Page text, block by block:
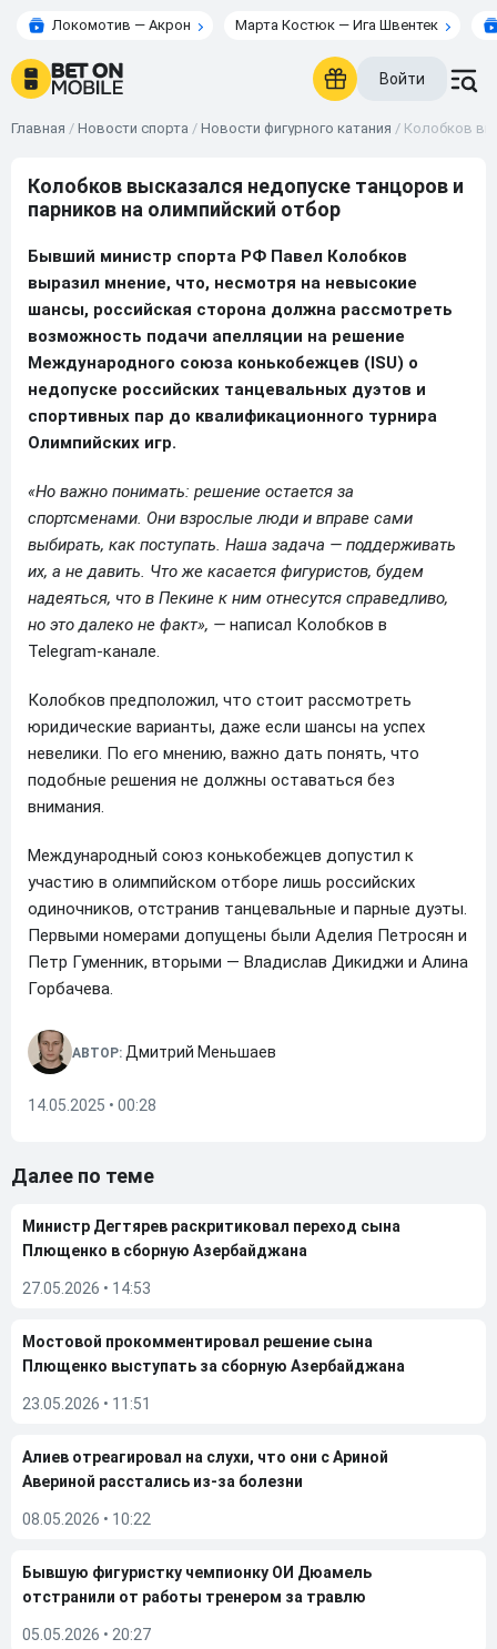
Локомотив — Акрон Марта Костюк — Ига Швентек
Войти
Главная / Новости спорта / Новости фигурного катания / Колобков
Колобков высказался недопуске танцоров и
парников на олимпийский отбор
Бывший министр спорта РФ Павел Колобков
выразил мнение, что, несмотря на невысокие
шансы, российская сторона должна рассмотреть
возможность подачи апелляции на решение
Международного союза конькобежцев (ISU) о
недопуске российских танцевальных дуэтов и
спортивных пар до квалификационного турнира
Олимпийских игр.
«Но важно понимать: решение остается за
спортсменами. Они взрослые люди и вправе сами
выбирать, как поступать. Наша задача — поддерживать
их, а не давить. Что же касается фигуристов, будем
надеяться, что в Пекине к ним отнесутся справедливо,
но это далеко не факт», — написал Колобков в
Telegram‑канале.
Колобков предположил, что стоит рассмотреть
юридические варианты, даже если шансы на успех
невелики. По его мнению, важно дать понять, что
подобные решения не должны оставаться без
внимания.
Международный союз конькобежцев допустил к
участию в олимпийском отборе лишь российских
одиночников, отстранив танцевальные и парные дуэты.
Первыми номерами допущены были Аделия Петросян и
Петр Гуменник, вторыми — Владислав Дикиджи и Алина
Горбачева.
АВТОР: Дмитрий Меньшаев
14.05.2025 • 00:28
Далее по теме
Министр Дегтярев раскритиковал переход сына
Плющенко в сборную Азербайджана
27.05.2026 • 14:53
Мостовой прокомментировал решение сына
Плющенко выступать за сборную Азербайджана
23.05.2026 • 11:51
Алиев отреагировал на слухи, что они с Ариной
Авериной расстались из-за болезни
08.05.2026 • 10:22
Бывшую фигуристку чемпионку ОИ Дюамель
отстранили от работы тренером за травлю
05.05.2026 • 20:27